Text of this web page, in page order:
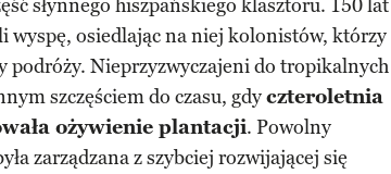
słynnego hiszpańskiego klasztoru. 150 lat
wyspę, osiedlając na niej kolonistów, którzy
podróży. Nieprzyzwyczajeni do tropikalnych
szczęściem do czasu, gdyczteroletnia
ożywienie plantacji. Powolny
zarządzana z szybciej rozwijającej się